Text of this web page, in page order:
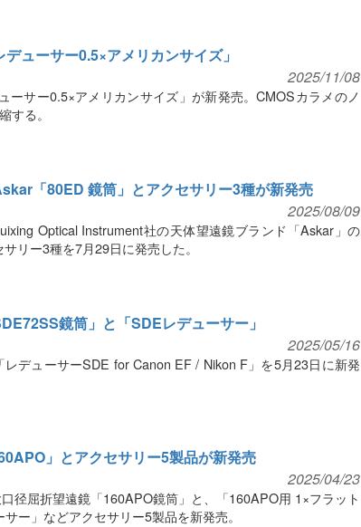
ューサー0.5×アメリカンサイズ」
2025/11/08
ーサー0.5×アメリカンサイズ」が新発売。CMOSカラメのノ
する。
「80ED 鏡筒」とアクセサリー3種が新発売
2025/08/09
Optical Instrument社の天体望遠鏡ブランド「Askar」の
リー3種を7月29日に発売した。
鏡筒」と「SDEレデューサー」
2025/05/16
デューサーSDE for Canon EF / Nikon F」を5月23日に新発
」とアクセサリー5製品が新発売
2025/04/23
径屈折望遠鏡「160APO鏡筒」と、「160APO用 1×フラット
ー」などアクセサリー5製品を新発売。